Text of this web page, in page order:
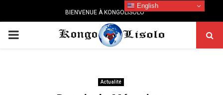
BIENVENUE À KONGOLISOLO
PRIMARY
Actualité
English